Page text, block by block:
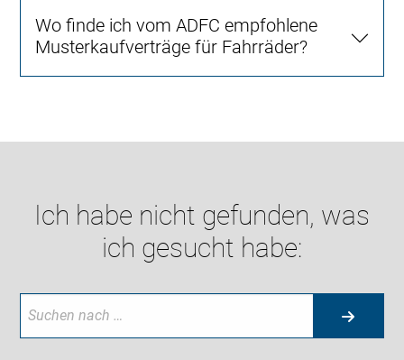
Wo finde ich vom ADFC empfohlene
Musterkaufverträge für Fahrräder?
Ich habe nicht gefunden, was
ich gesucht habe: